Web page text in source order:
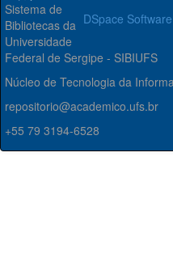
DSpace Software
Sistema de
Bibliotecas da
Universidade
Federal de Sergipe - SIBIUFS
Núcleo de Tecnologia da
repositorio@academico.ufs.br
+55 79 3194-6528